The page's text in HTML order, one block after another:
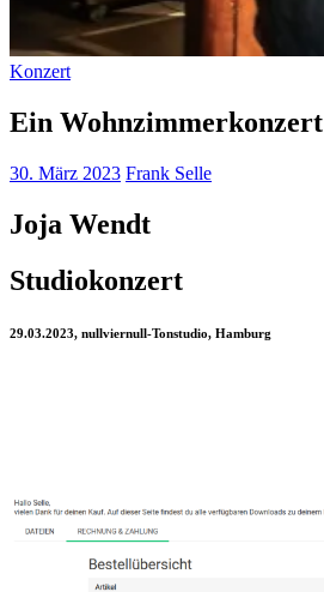
Konzert
Ein Wohnzimmerkonzert
30. März 2023 Frank Selle
Joja Wendt
Studiokonzert
29.03.2023, nullviernull-Tonstudio, Hamburg